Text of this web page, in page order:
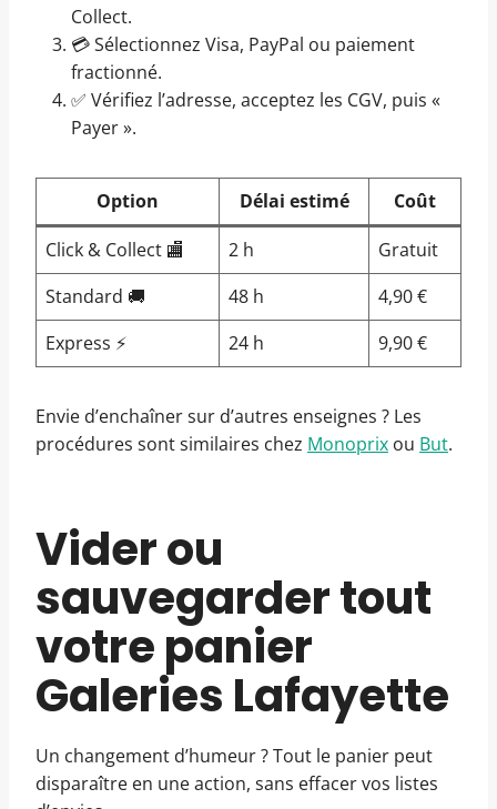
Collect.
💳 Sélectionnez Visa, PayPal ou paiement
fractionné.
✅ Vérifiez l’adresse, acceptez les CGV, puis «
Payer ».
Option Délai estimé
Coût
Click & Collect 🏬
2 h
Gratuit
Standard 🚚
48 h
4,90 €
Express ⚡
24 h 9,90 €
Envie d’enchaîner sur d’autres enseignes ? Les
procédures sont similaires chez Monoprix ou But.
Vider ou
sauvegarder tout
votre panier
Galeries Lafayette
Un changement d’humeur ? Tout le panier peut
disparaître en une action, sans effacer vos listes